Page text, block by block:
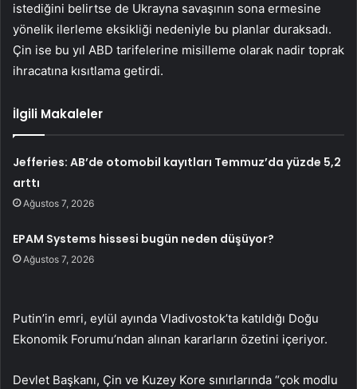
istediğini belirtse de Ukrayna savaşının sona ermesine
yönelik ilerleme eksikliği nedeniyle bu planlar duraksadı.
Çin ise bu yıl ABD tarifelerine misilleme olarak nadir toprak
ihracatına kısıtlama getirdi.
İlgili Makaleler
Jefferies: AB’de otomobil kayıtları Temmuz’da yüzde 5,2
arttı
Ağustos 7, 2026
EPAM Systems hissesi bugün neden düşüyor?
Ağustos 7, 2026
Putin’in emri, eylül ayında Vladivostok’ta katıldığı Doğu
Ekonomik Forumu’ndan alınan kararların özetini içeriyor.
Devlet Başkanı, Çin ve Kuzey Kore sınırlarında “çok modlu